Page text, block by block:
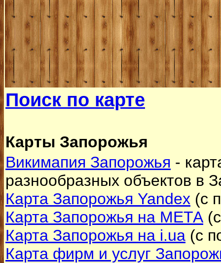
Поиск по карте
Карты Запорожья
Викимапия Запорожья -
разнообразных объектов в
Карта Запорожья Yandex (с
Карта Запорожья на МЕТА
Карта Запорожья на і.ua (с
Карта фирм и услуг